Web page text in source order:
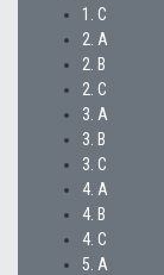
1. C
2. A
2. B
2. C
3. A
3. B
3. C
4. A
4. B
4. C
5. A